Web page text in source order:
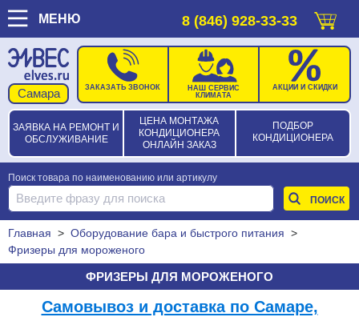
МЕНЮ 8 (846) 928-33-33
ЗАЯВКА НА РЕМОНТ И
ОБСЛУЖИВАНИЕ
ЦЕНА МОНТАЖА
КОНДИЦИОНЕРА
ОНЛАЙН ЗАКАЗ
ПОДБОР
КОНДИЦИОНЕРА
ЗАКАЗАТЬ ЗВОНОК
НАШ СЕРВИС
КЛИМАТА
АКЦИИ И СКИДКИ
Поиск товара по наименованию или артикулу
Главная > Оборудование бара и быстрого питания >
Фризеры для мороженого
ФРИЗЕРЫ ДЛЯ МОРОЖЕНОГО
Самовывоз и доставка по Самаре,